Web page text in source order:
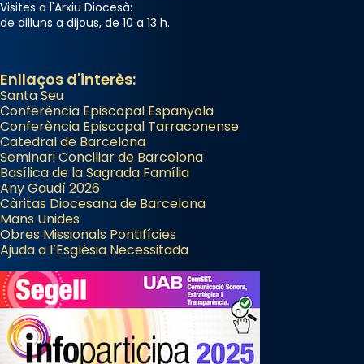
Memòria de les santes Juliana i
Acompanyant la història de sant Cugat, a
partir de l’Edat Mitjana sorgeix la tradició
que les santes Juliana (“relatiu a Júlia”) i
Semproniana (“relatiu a Semprònia =
eterna”) són deixebles seves. I l’any 1667, el
frare Joan Gaspar Roig, afirma en una obra
que les santes són filles de l’antiga Iluro.
Mataró en reivindicarà les relíquies fins que
les aconseguirà el 1772. L’ofici que es canta
a la “Missa de les Santes” (“Missa de
Glòria”) fou composta el 1848 per Mn.
Manuel Blanch, amb aire d’òpera
italianitzant; s’interpreta per privilegi
pontifici, amb orquestra i cor, i té una
Visites a l'Arxiu Diocesà:
de dilluns a dijous, de 10 a 13 h.
Enllaços d'interès:
Santa Seu
Conferència Episcopal Espanyola
Conferència Episcopal Tarraconense
Catedral de Barcelona
Seminari Conciliar de Barcelona
Basílica de la Sagrada Família
Any Gaudí 2026
Càritas Diocesana de Barcelona
Mans Unides
Obres Missionals Pontifícies
Ajuda a l’Església Necessitada